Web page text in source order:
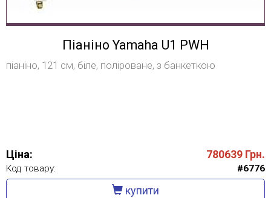
Піаніно Yamaha U1 PWH
піаніно, 121 см, біле, поліроване, з банкеткою
Ціна: 780639 Грн.
Код товару: #6776
купити